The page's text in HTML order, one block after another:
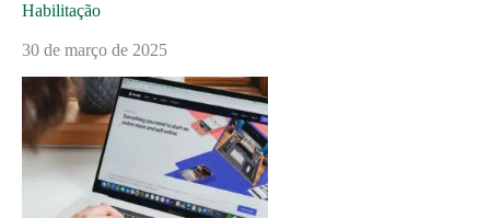
Habilitação
30 de março de 2025